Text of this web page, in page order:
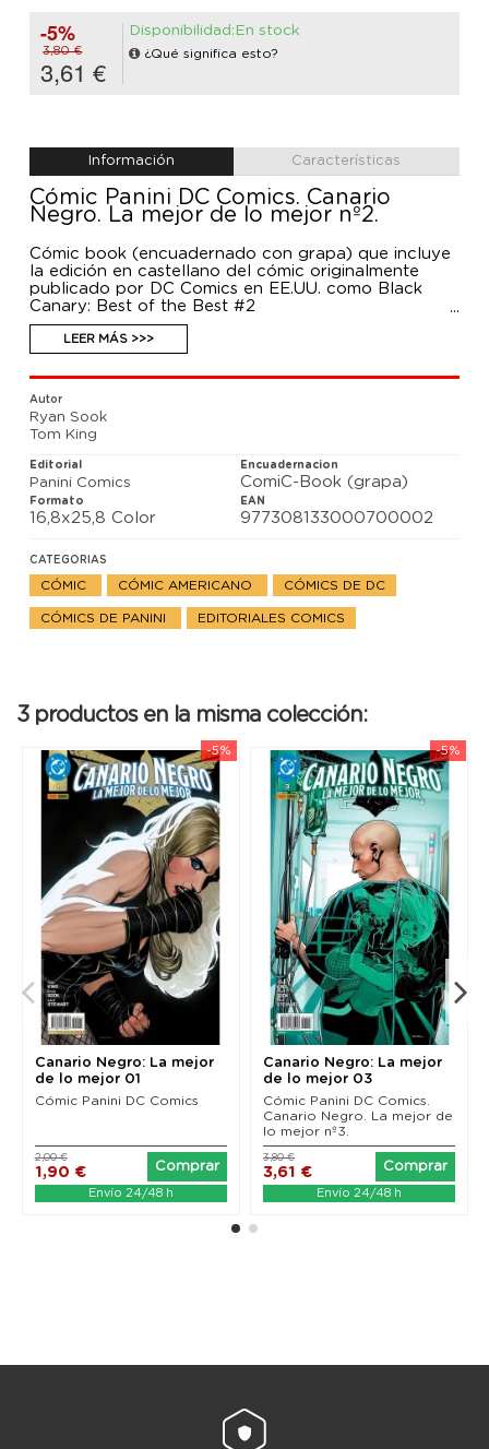
-5%
3,80 €
3,61 €
Disponibilidad:En stock
¿Qué significa esto?
Información Características
Cómic Panini DC Comics. Canario
Negro. La mejor de lo mejor nº2.
Cómic book (encuadernado con grapa) que incluye
la edición en castellano del cómic originalmente
publicado por DC Comics en EE.UU. como Black
Canary: Best of the Best #2
Después de un primer asalto desastroso, Canario
Negro se reúne con su entrenador. ¿Cómo podría
prepararse para un combate contra Lady Shiva? La
respuesta es simple... acudir a su madre. La Canario
Negro original está de regreso y lista para entrenar
a su hija.
LEER MÁS >>>
Autor
Ryan Sook
Tom King
Editorial
Panini Comics
Encuadernacion
ComiC-Book (grapa)
Formato
16,8x25,8 Color
EAN
977308133000700002
CATEGORIAS
CÓMIC CÓMIC AMERICANO CÓMICS DE DC
CÓMICS DE PANINI EDITORIALES COMICS
3 productos en la misma colección:
-5%
Canario Negro: La mejor
de lo mejor 01
Cómic Panini DC Comics
1,90 €
2,00 €
Comprar
Envío 24/48 h
-5%
Canario Negro: La mejor
de lo mejor 03
Cómic Panini DC Comics.
Canario Negro. La mejor de
lo mejor nº3.
3,61 €
3,80 €
Comprar
Envío 24/48 h